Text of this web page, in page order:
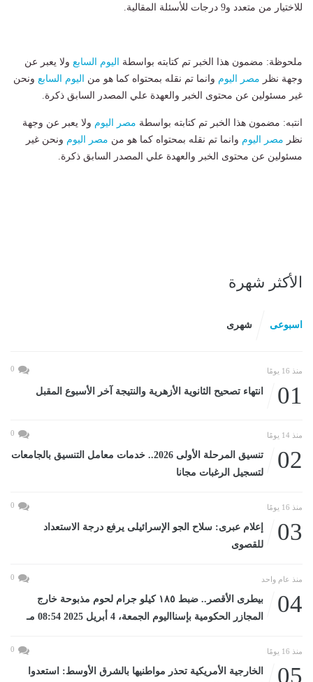
للاختيار من متعدد و9 درجات للأسئلة المقالية.
ملحوظة: مضمون هذا الخبر تم كتابته بواسطة اليوم السابع ولا يعبر عن
وجهة نظر مصر اليوم وانما تم نقله بمحتواه كما هو من اليوم السابع ونحن
غير مسئولين عن محتوى الخبر والعهدة علي المصدر السابق ذكرة.
انتبه: مضمون هذا الخبر تم كتابته بواسطة مصر اليوم ولا يعبر عن وجهة
نظر مصر اليوم وانما تم نقله بمحتواه كما هو من مصر اليوم ونحن غير
مسئولين عن محتوى الخبر والعهدة علي المصدر السابق ذكرة.
الأكثر شهرة
اسبوعى شهرى
منذ 16 يومًا 0
01 انتهاء تصحيح الثانوية الأزهرية والنتيجة آخر الأسبوع المقبل
منذ 14 يومًا 0
02
تنسيق المرحلة الأولى 2026.. خدمات معامل التنسيق بالجامعات
لتسجيل الرغبات مجانا
منذ 16 يومًا 0
03
إعلام عبرى: سلاح الجو الإسرائيلى يرفع درجة الاستعداد
للقصوى
منذ عام واحد 0
04
بيطرى الأقصر.. ضبط ١٨٥ كيلو جرام لحوم مذبوحة خارج
المجازر الحكومية بإسنااليوم الجمعة، 4 أبريل 2025 08:54 مـ
منذ 16 يومًا 0
05
الخارجية الأمريكية تحذر مواطنيها بالشرق الأوسط: استعدوا